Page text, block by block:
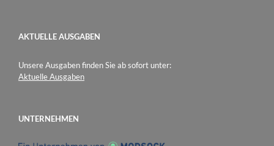
AKTUELLE AUSGABEN
Unsere Ausgaben finden Sie ab sofort unter:
Aktuelle Ausgaben
UNTERNEHMEN